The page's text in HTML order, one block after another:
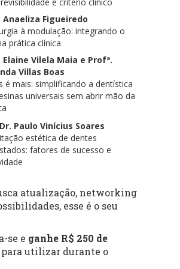
Anaeliza Figueiredo
à modulação: integrando o
prática clínica
Elaine Vilela Maia e Profª.
Villas Boas
é mais: simplificando a dentística
universais sem abrir mão da
Paulo Vinícius Soares
estética de dentes
fatores de sucesso e
atualização, networking
esse é o seu
se e ganhe R$ 250 de
para utilizar durante o